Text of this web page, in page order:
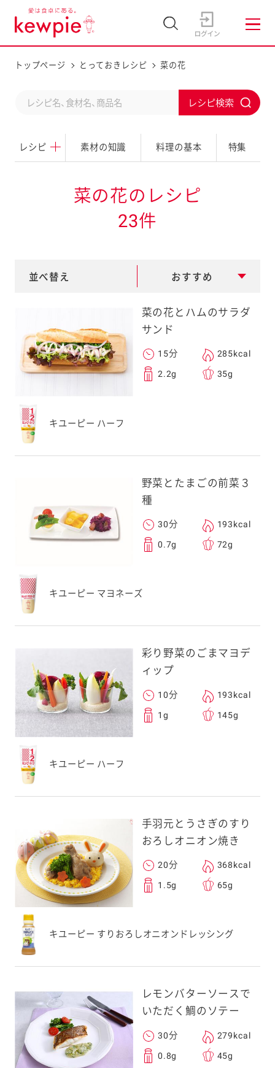
トップページ とっておきレシピ 菜の花
レシピ 素材の知識 料理の基本 特集
d
b
t
菜の花のレシピ
23件
並べ替え おすすめ
菜の花とハムのサラダ
サンド
15分 285kcal
2.2g 35g
キユーピー ハーフ
野菜とたまごの前菜３
種
30分 193kcal
0.7g 72g
キユーピー マヨネーズ
彩り野菜のごまマヨデ
ィップ
10分 193kcal
1g 145g
キユーピー ハーフ
手羽元とうさぎのすり
おろしオニオン焼き
20分 368kcal
1.5g 65g
キユーピー すりおろしオニオンドレッシング
レモンバターソースで
いただく鯛のソテー
30分 279kcal
0.8g 45g